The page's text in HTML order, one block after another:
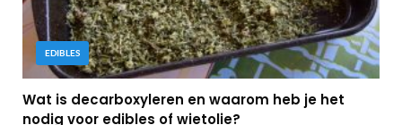
EDIBLES
Wat is decarboxyleren en waarom heb je het
nodig voor edibles of wietolie?